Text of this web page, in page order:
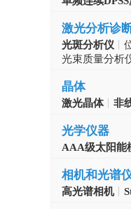
激光分析诊
光斑分析仪
自准直仪
光束质量分析
晶体
激光晶体
非
光学仪器
AAA级太阳能
相机和光谱
高光谱相机